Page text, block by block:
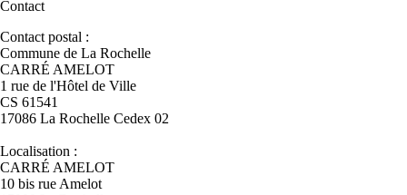
Contact
Contact postal :
Commune de La Rochelle
CARRÉ AMELOT
1 rue de l'Hôtel de Ville
CS 61541
17086 La Rochelle Cedex 02
Localisation :
CARRÉ AMELOT
10 bis rue Amelot